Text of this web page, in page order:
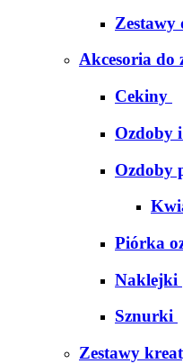
Akcesoria do
Cekiny
Ozdoby
Ozdoby
Piórka
Naklejki
Sznurki
Zestawy